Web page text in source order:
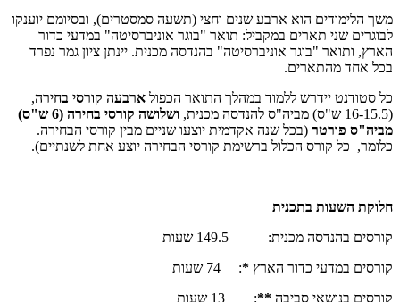
משך הלימודים הוא ארבע שנים וחצי (תשעה סמסטרים), ובסיומם יוענקו
לבוגרים שני תארים במקביל: תואר "בוגר אוניברסיטה" במדעי כדור
הארץ, ותואר "בוגר אוניברסיטה" בהנדסה מכנית. יינתן ציון גמר נפרד
בכל אחד מהתארים.
כל סטודנט יידרש ללמוד במהלך התואר הכפול ארבעה קורסי בחירה,
(16-15.5 ש"ס) מביה"ס להנדסה מכנית,
ושלושה קורסי בחירה (6 ש"ס)
מביה"ס פורטר (בכל שנה אקדמית יוצעו שניים מבין קורסי הבחירה.
כלומר, כל קורס הכלול ברשימת קורסי הבחירה יוצע אחת לשנתיים).
חלוקת השעות בתכנית
קורסים בהנדסה מכנית: 149.5 שעות
קורסים במדעי כדור הארץ *: 74 שעות
קורסים בנושאי סביבה **: 13 שעות